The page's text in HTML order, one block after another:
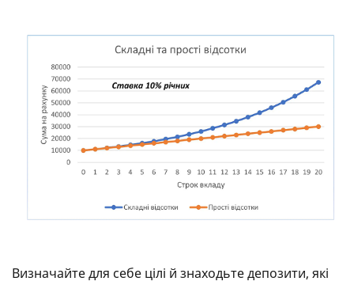
Визначайте для себе цілі й знаходьте депозити, які